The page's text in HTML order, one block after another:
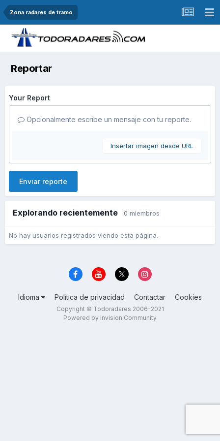
Zona radares de tramo
Reportar
Your Report
Opcionalmente escribe un mensaje con tu reporte.
Insertar imagen desde URL
Enviar reporte
Explorando recientemente 0 miembros
No hay usuarios registrados viendo esta página.
Idioma Política de privacidad Contactar Cookies
Copyright © Todoradares 2006-2021
Powered by Invision Community